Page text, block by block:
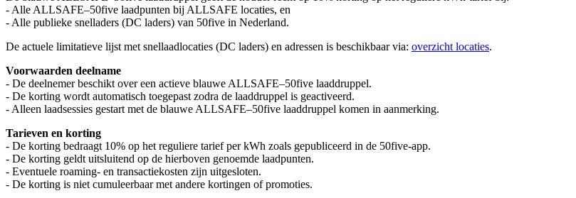
- Alle ALLSAFE–50five laadpunten bij ALLSAFE locaties, en
- Alle publieke snelladers (DC laders) van 50five in Nederland.
De actuele limitatieve lijst met snellaadlocaties (DC laders) en adressen is beschikbaar via: overzicht locaties.
Voorwaarden deelname
- De deelnemer beschikt over een actieve blauwe ALLSAFE–50five laaddruppel.
- De korting wordt automatisch toegepast zodra de laaddruppel is geactiveerd.
- Alleen laadsessies gestart met de blauwe ALLSAFE–50five laaddruppel komen in aanmerking.
Tarieven en korting
- De korting bedraagt 10% op het reguliere tarief per kWh zoals gepubliceerd in de 50five-app.
- De korting geldt uitsluitend op de hierboven genoemde laadpunten.
- Eventuele roaming- en transactiekosten zijn uitgesloten.
- De korting is niet cumuleerbaar met andere kortingen of promoties.